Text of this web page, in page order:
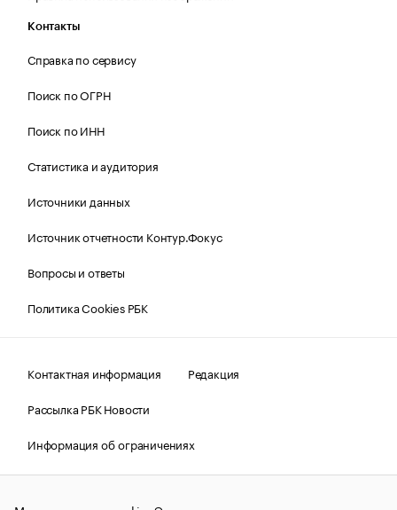
Контакты
Справка по сервису
Поиск по ОГРН
Поиск по ИНН
Статистика и аудитория
Источники данных
Источник отчетности Контур.Фокус
Вопросы и ответы
Политика Cookies РБК
Контактная информация
Редакция
Рассылка РБК Новости
Информация об ограничениях
Правовая информация
О соблюдении авторских прав